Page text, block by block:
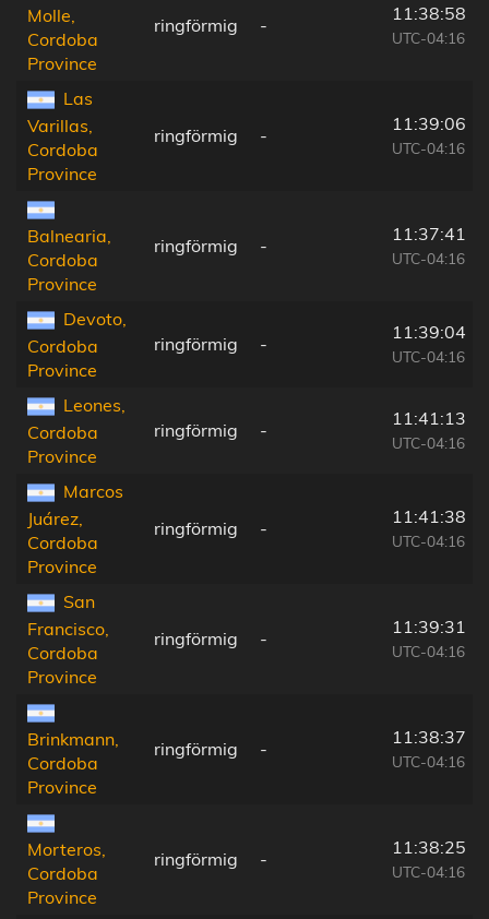
Molle,
Cordoba
Province
ringförmig -
11:38:58
UTC-04:16
Las
Varillas,
Cordoba
Province
ringförmig -
11:39:06
UTC-04:16
Balnearia,
Cordoba
Province
ringförmig -
11:37:41
UTC-04:16
Devoto,
Cordoba
Province
ringförmig -
11:39:04
UTC-04:16
Leones,
Cordoba
Province
ringförmig -
11:41:13
UTC-04:16
Marcos
Juárez,
Cordoba
Province
ringförmig -
11:41:38
UTC-04:16
San
Francisco,
Cordoba
Province
ringförmig -
11:39:31
UTC-04:16
Brinkmann,
Cordoba
Province
ringförmig -
11:38:37
UTC-04:16
Morteros,
Cordoba
Province
ringförmig -
11:38:25
UTC-04:16